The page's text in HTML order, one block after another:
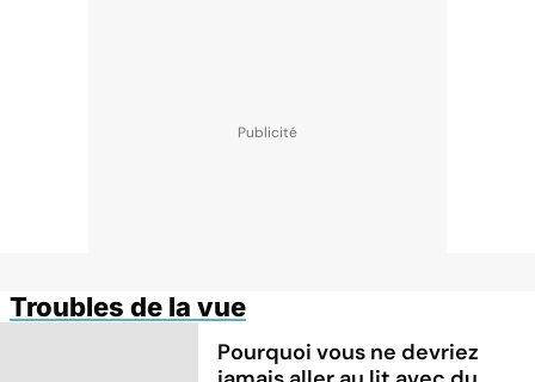
Troubles de la vue
Pourquoi vous ne devriez